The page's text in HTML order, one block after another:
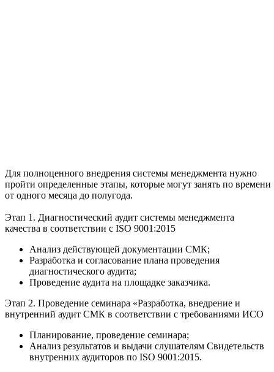
Для полноценного внедрения системы менеджмента нужно
пройти определенные этапы, которые могут занять по времени
от одного месяца до полугода.
Этап 1. Диагностический аудит системы менеджмента
качества в соответствии с ISO 9001:2015
Анализ действующей документации СМК;
Разработка и согласование плана проведения
диагностического аудита;
Проведение аудита на площадке заказчика.
Этап 2. Проведение семинара «Разработка, внедрение и
внутренний аудит СМК в соответствии с требованиями ИСО
Планирование, проведение семинара;
Анализ результатов и выдачи слушателям Свидетельств
внутренних аудиторов по ISO 9001:2015.